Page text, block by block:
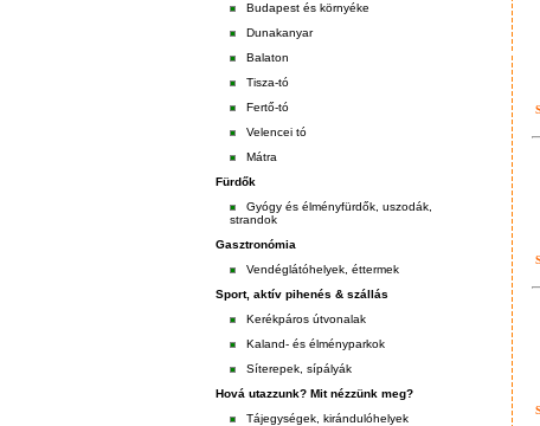
Budapest és környéke
Dunakanyar
Balaton
Tisza-tó
Fertő-tó
Velencei tó
Mátra
Fürdők
Gyógy és élményfürdők, uszodák,
strandok
Gasztronómia
Vendéglátóhelyek, éttermek
Sport, aktív pihenés & szállás
Kerékpáros útvonalak
Kaland- és élményparkok
Síterepek, sípályák
Hová utazzunk? Mit nézzünk meg?
Tájegységek, kirándulóhelyek